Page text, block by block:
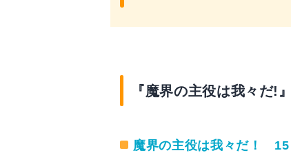
『魔界の主役は我々だ!
魔界の主役は我々だ！ 15